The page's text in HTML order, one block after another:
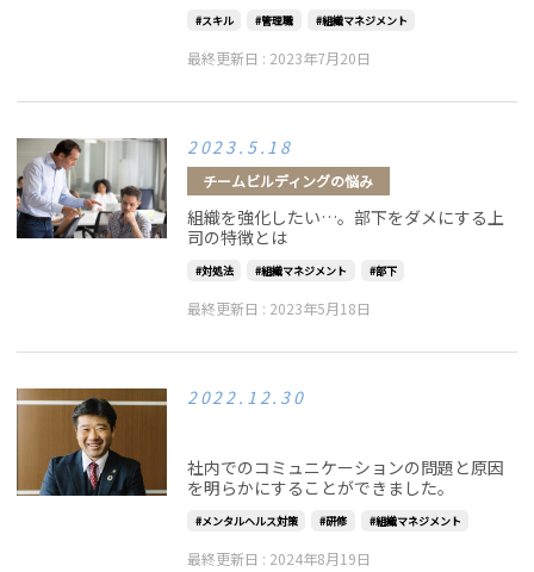
スキル 管理職 組織マネジメント
最終更新日 : 2023年7月20日
2023.5.18
チームビルディングの悩み
組織を強化したい…。部下をダメにする上
司の特徴とは
対処法 組織マネジメント 部下
最終更新日 : 2023年5月18日
2022.12.30
社内でのコミュニケーションの問題と原因
を明らかにすることができました。
メンタルヘルス対策 研修 組織マネジメント
最終更新日 : 2024年8月19日